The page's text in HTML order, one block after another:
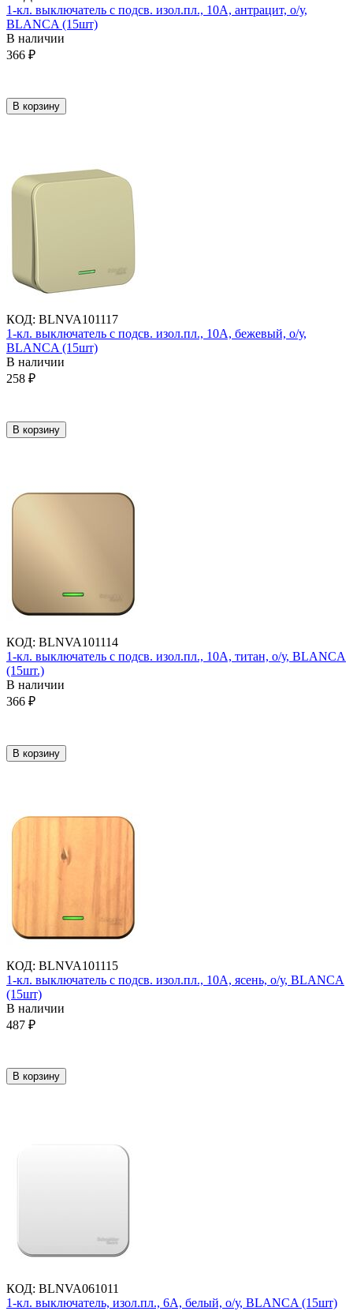
1-кл. выключатель с подсв. изол.пл., 10А, антрацит, о/у,
BLANCA (15шт)
В наличии
366 ₽
В корзину
КОД: BLNVA101117
1-кл. выключатель с подсв. изол.пл., 10А, бежевый, о/у,
BLANCA (15шт)
В наличии
258 ₽
В корзину
КОД: BLNVA101114
1-кл. выключатель с подсв. изол.пл., 10А, титан, о/у, BLANCA
(15шт.)
В наличии
366 ₽
В корзину
КОД: BLNVA101115
1-кл. выключатель с подсв. изол.пл., 10А, ясень, о/у, BLANCA
(15шт)
В наличии
487 ₽
В корзину
КОД: BLNVA061011
1-кл. выключатель, изол.пл., 6А, белый, о/у, BLANCA (15шт)